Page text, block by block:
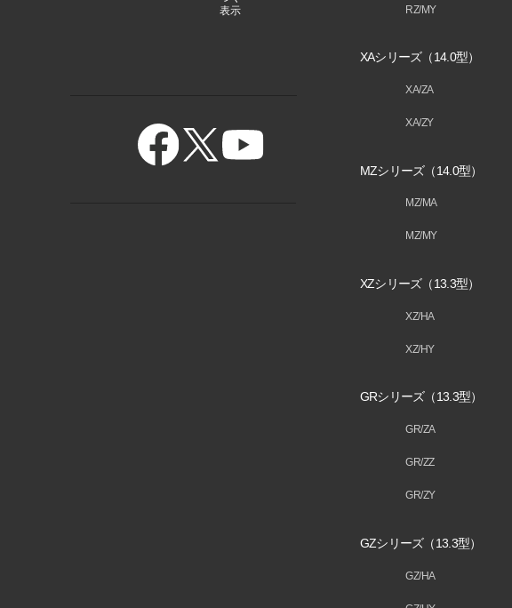
表示
RZ/MY
XAシリーズ（14.0型）
XA/ZA
XA/ZY
MZシリーズ（14.0型）
MZ/MA
MZ/MY
XZシリーズ（13.3型）
XZ/HA
XZ/HY
GRシリーズ（13.3型）
GR/ZA
GR/ZZ
GR/ZY
GZシリーズ（13.3型）
GZ/HA